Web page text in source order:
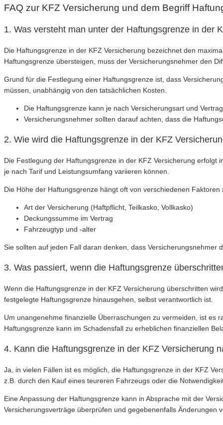
FAQ zur KFZ Versicherung und dem Begriff
1. Was versteht man unter der Haftungsgrenze in der
Die Haftungsgrenze in der KFZ Versicherung bezeichnet den
Haftungsgrenze übersteigen, muss der Versicherungsnehmer den
Grund für die Festlegung einer Haftungsgrenze ist, dass
müssen, unabhängig von den tatsächlichen Kosten.
Die Haftungsgrenze kann je nach Versicherungsart und
Versicherungsnehmer sollten darauf achten, dass die
2. Wie wird die Haftungsgrenze in der KFZ
Die Festlegung der Haftungsgrenze in der KFZ Versicherung
je nach Tarif und Leistungsumfang variieren können.
Die Höhe der Haftungsgrenze hängt oft von verschiedenen Faktoren
Art der Versicherung (Haftpflicht, Teilkasko, Vollkasko)
Deckungssumme im Vertrag
Fahrzeugtyp und -alter
Sie sollten auf jeden Fall daran denken, dass
3. Was passiert, wenn die Haftungsgrenze
Wenn die Haftungsgrenze in der KFZ Versicherung überschritten
festgelegte Haftungsgrenze hinausgehen, selbst verantwortlich ist.
Um unangenehme finanzielle Überraschungen zu vermeiden, ist es
Haftungsgrenze kann im Schadensfall zu erheblichen finanziellen
4. Kann die Haftungsgrenze in der KFZ Versicherung
Ja, in vielen Fällen ist es möglich, die Haftungsgrenze in der KFZ
z.B. durch den Kauf eines teureren Fahrzeugs oder die
Eine Anpassung der Haftungsgrenze kann in Absprache mit der
Versicherungsverträge überprüfen und gegebenenfalls Änderungen